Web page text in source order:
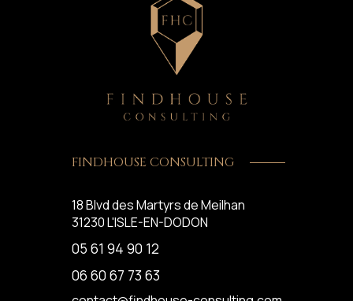
FINDHOUSE CONSULTING
18 Blvd des Martyrs de Meilhan
31230L'ISLE-EN-DODON
05 61 94 90 12
06 60 67 73 63